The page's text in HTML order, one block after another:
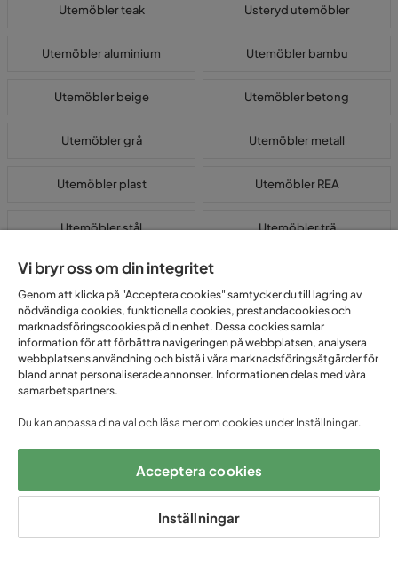
Utemöbler teak Usteryd utemöbler
Utemöbler aluminium Utemöbler bambu
Utemöbler beige Utemöbler betong
Utemöbler grå Utemöbler metall
Utemöbler plast Utemöbler REA
Utemöbler stål Utemöbler trä
Utemöbler underhållsfria
Vita utemöbler är en populär trend inom trädgårdsdesign. Den vita
färgen ger en fräsch och stilren känsla till uterummet eller trädgården.
Vita utemöbler kan vara tillverkade av olika material som plast, trä eller
metall och finns i olika stilar och utföranden. De vita möblerna kan
skapa en personlig touch. Eftersom vita utemöbler kan vara känsliga
för smuts och fläckar kan det vara bra att regelbundet rengöra dem
för att behålla deras fräscha utseende. Oavsett om det är en
loungesoffa, matbord eller solstol, kan vita utemöbler ge en elegant
och avslappnad atmosfär till utomhusmiljön.
Vi bryr oss om din integritet
Genom att klicka på "Acceptera cookies" samtycker du till lagring av
nödvändiga cookies, funktionella cookies, prestandacookies och
marknadsföringscookies på din enhet. Dessa cookies samlar
information för att förbättra navigeringen på webbplatsen, analysera
webbplatsens användning och bistå i våra marknadsföringsåtgärder för
bland annat personaliserade annonser. Informationen delas med våra
samarbetspartners.
Du kan anpassa dina val och läsa mer om cookies under Inställningar.
Acceptera cookies
Inställningar